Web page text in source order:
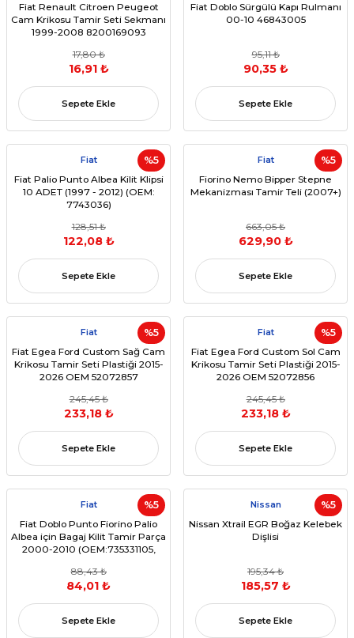
Fiat Renault Citroen Peugeot
Cam Krikosu Tamir Seti Sekmanı
1999-2008 8200169093
17,80 ₺
16,91 ₺
Sepete Ekle
Fiat Doblo Sürgülü Kapı Rulmanı
00-10 46843005
95,11 ₺
90,35 ₺
Sepete Ekle
%5
Fiat
Fiat Palio Punto Albea Kilit Klipsi
10 ADET (1997 - 2012) (OEM:
7743036)
128,51 ₺
122,08 ₺
Sepete Ekle
%5
Fiat
Fiorino Nemo Bipper Stepne
Mekanizması Tamir Teli (2007+)
663,05 ₺
629,90 ₺
Sepete Ekle
%5
Fiat
Fiat Egea Ford Custom Sağ Cam
Krikosu Tamir Seti Plastiği 2015-
2026 OEM 52072857
245,45 ₺
233,18 ₺
Sepete Ekle
%5
Fiat
Fiat Egea Ford Custom Sol Cam
Krikosu Tamir Seti Plastiği 2015-
2026 OEM 52072856
245,45 ₺
233,18 ₺
Sepete Ekle
%5
Fiat
Fiat Doblo Punto Fiorino Palio
Albea için Bagaj Kilit Tamir Parça
2000-2010 (OEM:735331105,
88,43 ₺
84,01 ₺
Sepete Ekle
%5
Nissan
Nissan Xtrail EGR Boğaz Kelebek
Dişlisi
195,34 ₺
185,57 ₺
Sepete Ekle